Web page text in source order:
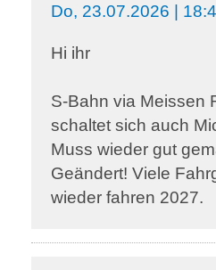
Do, 23.07.2026 |
Hi ihr
S-Bahn via Meissen
schaltet sich auch
Muss wieder gut
Geändert! Viele
wieder fahren 2027.